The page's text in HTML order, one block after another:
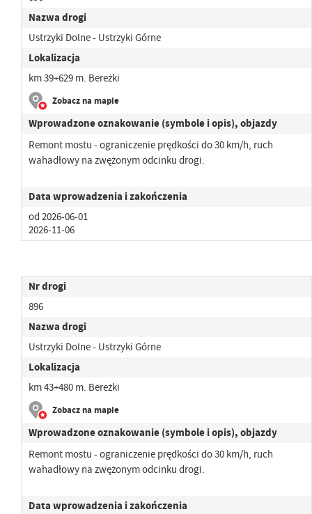
Nazwa drogi
Ustrzyki Dolne - Ustrzyki Górne
Lokalizacja
km 39+629 m. Bereżki
Zobacz na mapie
Wprowadzone oznakowanie (symbole i opis), objazdy
Remont mostu - ograniczenie prędkości do 30 km/h, ruch
wahadłowy na zwężonym odcinku drogi.
Data wprowadzenia i zakończenia
od 2026-06-01
2026-11-06
Nr drogi
896
Nazwa drogi
Ustrzyki Dolne - Ustrzyki Górne
Lokalizacja
km 43+480 m. Bereżki
Zobacz na mapie
Wprowadzone oznakowanie (symbole i opis), objazdy
Remont mostu - ograniczenie prędkości do 30 km/h, ruch
wahadłowy na zwężonym odcinku drogi.
Data wprowadzenia i zakończenia